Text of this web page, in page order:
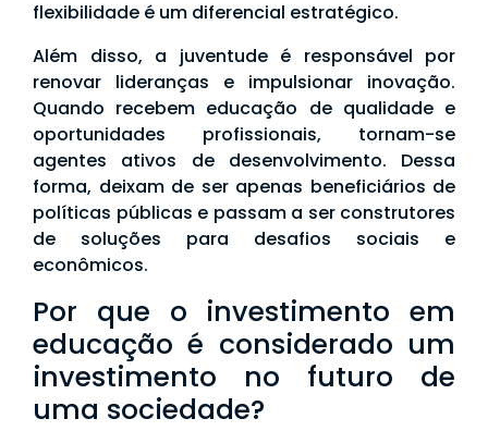
flexibilidade é um diferencial estratégico.
Além disso, a juventude é responsável por
renovar lideranças e impulsionar inovação.
Quando recebem educação de qualidade e
oportunidades profissionais, tornam-se
agentes ativos de desenvolvimento. Dessa
forma, deixam de ser apenas beneficiários de
políticas públicas e passam a ser construtores
de soluções para desafios sociais e
econômicos.
Por que o investimento em
educação é considerado um
investimento no futuro de
uma sociedade?